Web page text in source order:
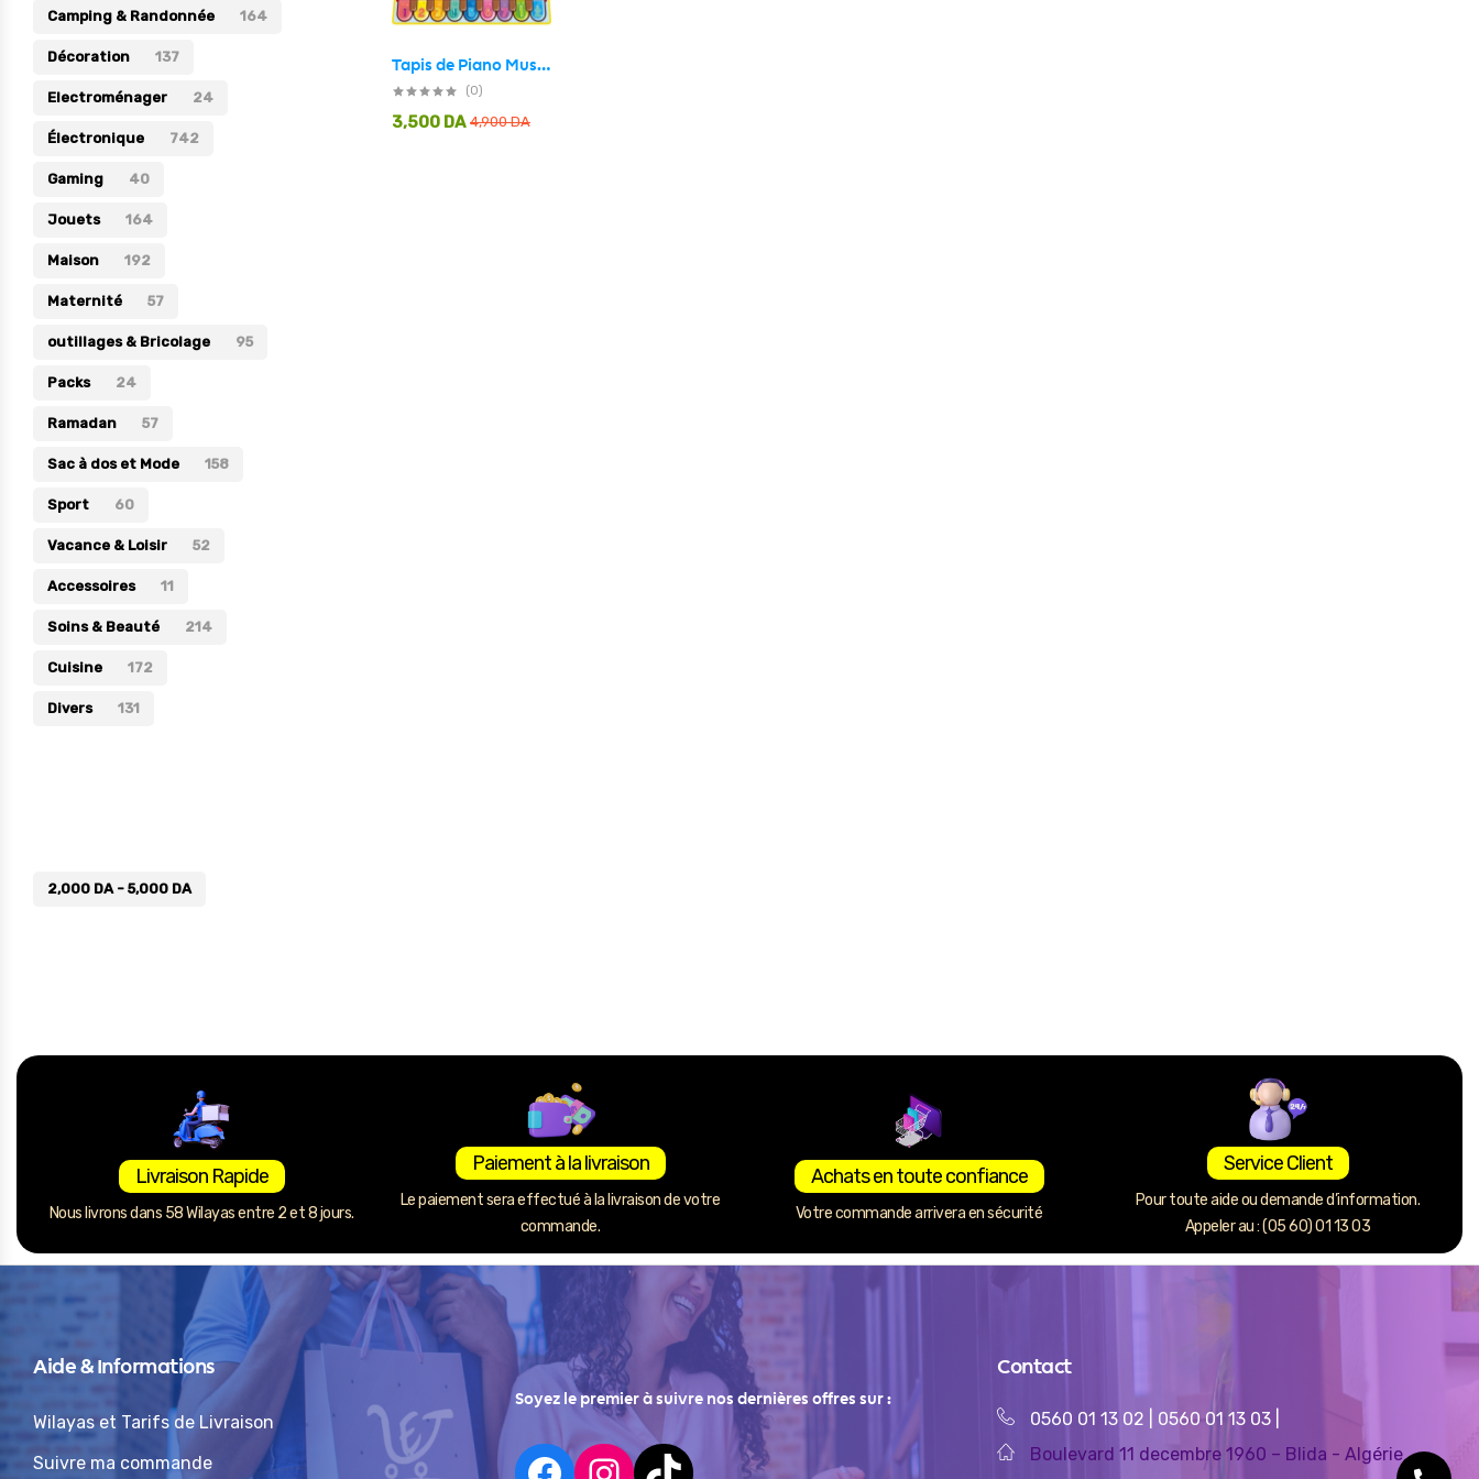
Électronique
Jouets
Maison
Maternité
Outillages & Bricolage
Packs
Sac à dos et Mode
Soins & Beauté
Sport
Divers
Tapis de Piano Musical pour Enfants 3-6 Ans – حصيرة بيانو موسيقية للأطفال
(0)
4,900DA
3,500 DA
Camping & Randonnée 164
Décoration 137
Electroménager 24
Électronique 742
Gaming 40
Jouets 164
Maison 192
Maternité 57
outillages & Bricolage 95
Packs 24
Ramadan 57
Sac à dos et Mode 158
Sport 60
Vacance & Loisir 52
Accessoires 11
Soins & Beauté 214
Cuisine 172
Divers 131
2,000 DA- 5,000 DA
Livraison Rapide
Nous livrons dans 58 Wilayas entre 2 et 8 jours.
Paiement à la livraison
Le paiement sera effectué à la livraison de votre
commande.
Achats en toute confiance
Votre commande arrivera en sécurité
Service Client
Pour toute aide ou demande d’information.
Appeler au : (05 60) 01 13 03
Aide & Informations
Wilayas et Tarifs de Livraison
Suivre ma commande
Soyez le premier à suivre nos dernières offres sur :
Contact
0560 01 13 02 0560 01 13 03
Boulevard 11 decembre 1960 – Blida - Algérie